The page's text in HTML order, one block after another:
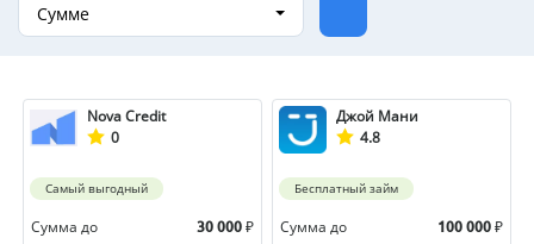
Сумме
Nova Credit
0
Самый выгодный
Сумма до 30 000 ₽
Джой Мани
4.8
Бесплатный займ
Сумма до 100 000 ₽